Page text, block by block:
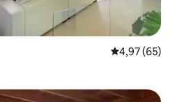
4,97 av 5 i
4,97 (65)